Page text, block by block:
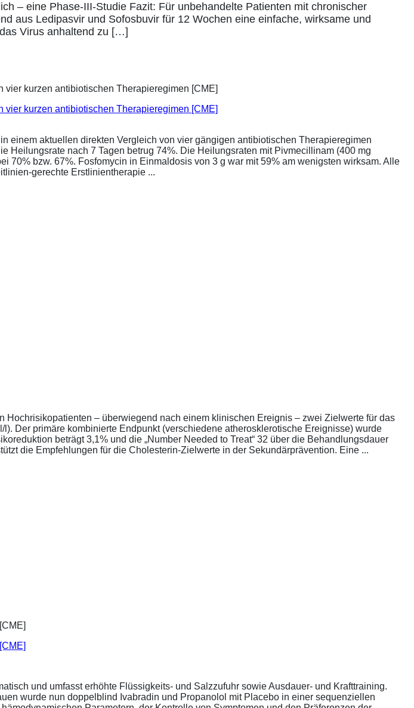
– eine Phase-III-Studie Fazit: Für unbehandelte Patienten mit chronischer
aus Ledipasvir und Sofosbuvir für 12 Wochen eine einfache, wirksame und
Virus anhaltend zu […]
kurzen antibiotischen Therapieregimen [CME]
einem aktuellen direkten Vergleich von vier gängigen antibiotischen Therapieregimen
Heilungsrate nach 7 Tagen betrug 74%. Die Heilungsraten mit Pivmecillinam (400 mg
70% bzw. 67%. Fosfomycin in Einmaldosis von 3 g war mit 59% am wenigsten wirksam. Alle
gerechte Erstlinientherapie ...
– überwiegend nach einem klinischen Ereignis – zwei Zielwerte für das
Der primäre kombinierte Endpunkt (verschiedene atherosklerotische Ereignisse) wurde
beträgt 3,1% und die „Number Needed to Treat“ 32 über die Behandlungsdauer
die Empfehlungen für die Cholesterin-Zielwerte in der Sekundärprävention. Eine ...
und umfasst erhöhte Flüssigkeits- und Salzzufuhr sowie Ausdauer- und Krafttraining.
wurde nun doppelblind Ivabradin und Propanolol mit Placebo in einer sequenziellen